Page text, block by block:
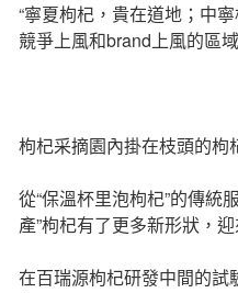
“寧夏枸杞，貴在道地；中
競爭上風和brand上風的區
枸杞采摘園內掛在枝頭的枸
從“保溫杯里泡枸杞”的傳統
產”枸杞有了更多新形狀，
在百瑞源枸杞研發中間的